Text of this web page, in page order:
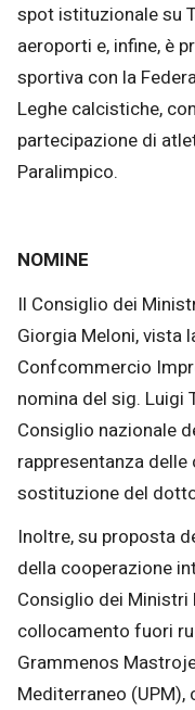
spot istituzionale su
aeroporti e, infine, è
sportiva con la
Leghe calcistiche,
partecipazione di
Paralimpico.
NOMINE
Il Consiglio dei
Giorgia Meloni, vista
Confcommercio
nomina del sig. Luigi
Consiglio nazionale
rappresentanza
sostituzione del
Inoltre, su proposta
della cooperazione
Consiglio dei
collocamento fuori
Grammenos
Mediterraneo (UPM),